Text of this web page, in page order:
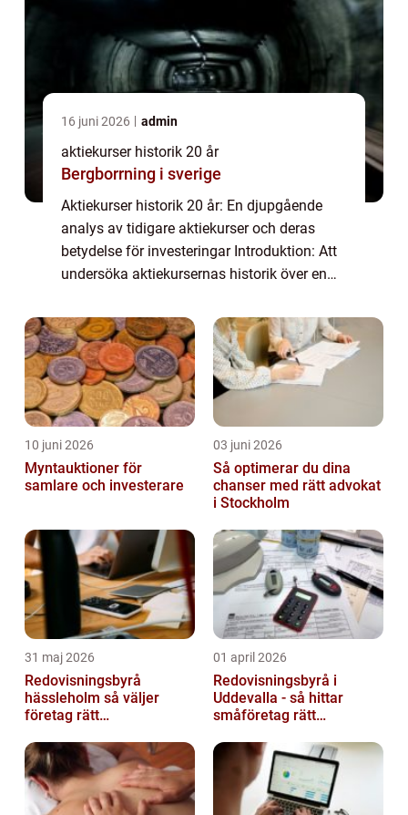
16 juni 2026 admin
aktiekurser historik 20 år
Bergborrning i sverige
Aktiekurser historik 20 år: En djupgående
analys av tidigare aktiekurser och deras
betydelse för investeringar Introduktion: Att
undersöka aktiekursernas historik över en
privatpersoner viktig information om hur
sp...
10 juni 2026
Myntauktioner för
samlare och investerare
03 juni 2026
Så optimerar du dina
chanser med rätt advokat
i Stockholm
31 maj 2026
Redovisningsbyrå
hässleholm så väljer
företag rätt
01 april 2026
Redovisningsbyrå i
Uddevalla - så hittar
småföretag rätt